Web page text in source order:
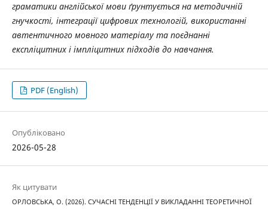
граматики англійської мови ґрунтується на методичній
гнучкості, інтеграції цифрових технологій, використанні
автентичного мовного матеріалу та поєднанні
експліцитних і імпліцитних підходів до навчання.
PDF (English)
Опубліковано
2026-05-28
Як цитувати
ОРЛОВСЬКА, О. (2026). СУЧАСНІ ТЕНДЕНЦІЇ У ВИКЛАДАННІ ТЕОРЕТИЧНОЇ